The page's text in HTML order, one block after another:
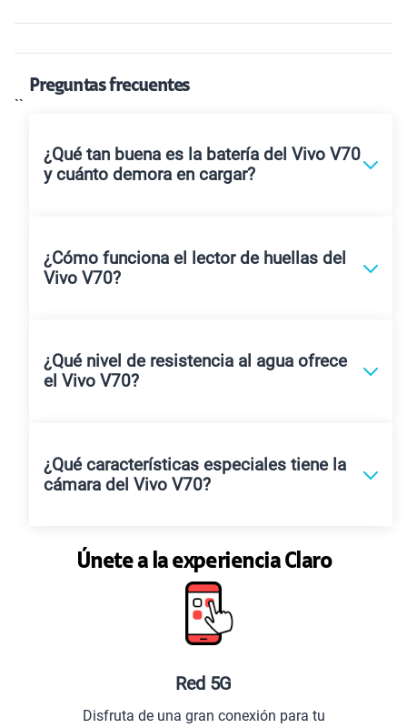
Preguntas frecuentes
``
¿Qué tan buena es la batería del Vivo V70
y cuánto demora en cargar?
¿Cómo funciona el lector de huellas del
Vivo V70?
¿Qué nivel de resistencia al agua ofrece
el Vivo V70?
¿Qué características especiales tiene la
cámara del Vivo V70?
Únete a la experiencia Claro
Red 5G
Disfruta de una gran conexión para tu